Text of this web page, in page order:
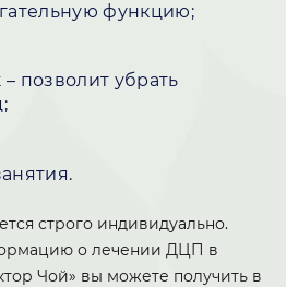
функцию;
позволит убрать
строго индивидуально.
о лечении ДЦП в
Чой» вы можете получить в